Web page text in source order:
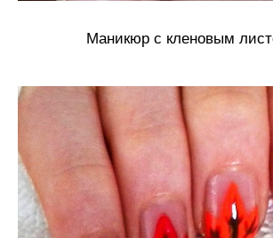
Маникюр с кленовым